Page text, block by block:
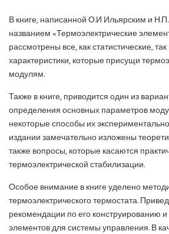
В книге, написанной О.И Ильярским и
названием «Термоэлектрические
рассмотрены все, как статистические,
характеристики, которые присущи
модулям.
Также в книге, приводится один из
определения основных параметров
некоторые способы их
издании замечательно изложены
также вопросы, которые касаются
термоэлектрической стабилизации.
Особое внимание в книге уделено
термоэлектрического термостата.
рекомендации по его конструированию
элементов для системы управления. В